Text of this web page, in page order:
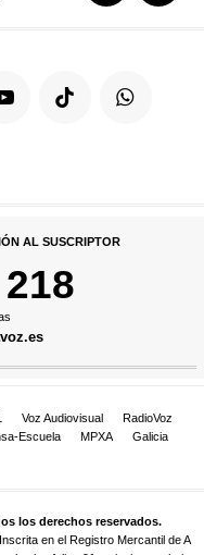
AL SUSCRIPTOR
Voz Audiovisual
RadioVoz
Escuela MPXA
Galicia
los derechos reservados.
en el Registro Mercantil de A